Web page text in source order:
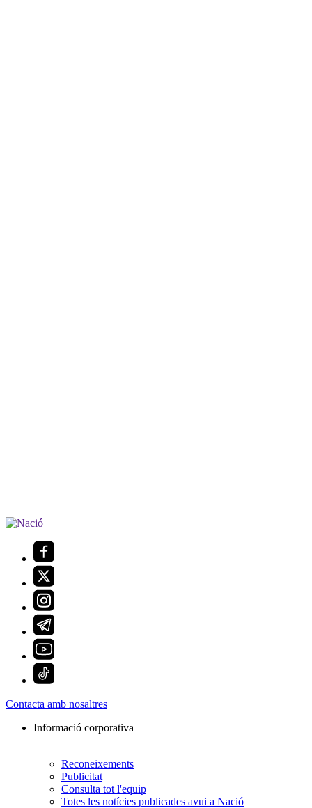
Contacta amb nosaltres
Informació corporativa
Reconeixements
Publicitat
Consulta tot l'equip
Totes les notícies publicades avui a Nació